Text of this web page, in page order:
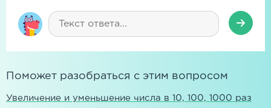
Поможет разобраться с этим вопросом
Увеличение и уменьшение числа в 10, 100, 1000 раз